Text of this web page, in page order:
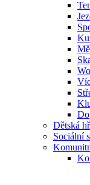
Dětská
Sociální